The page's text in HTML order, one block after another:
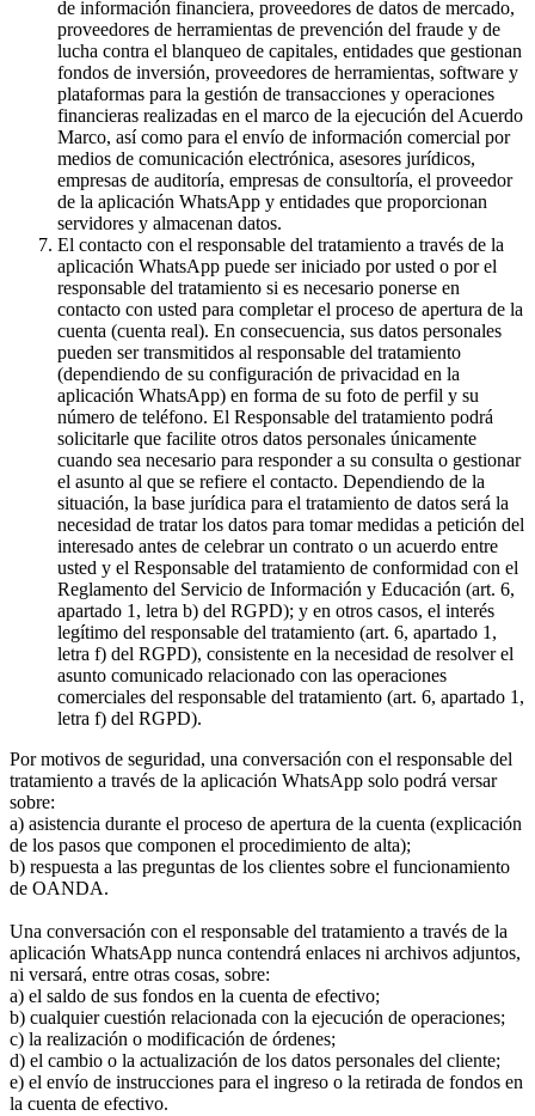
de información financiera, proveedores de datos de mercado,
proveedores de herramientas de prevención del fraude y de
lucha contra el blanqueo de capitales, entidades que gestionan
fondos de inversión, proveedores de herramientas, software y
plataformas para la gestión de transacciones y operaciones
financieras realizadas en el marco de la ejecución del Acuerdo
Marco, así como para el envío de información comercial por
medios de comunicación electrónica, asesores jurídicos,
empresas de auditoría, empresas de consultoría, el proveedor
de la aplicación WhatsApp y entidades que proporcionan
servidores y almacenan datos.
El contacto con el responsable del tratamiento a través de la
aplicación WhatsApp puede ser iniciado por usted o por el
responsable del tratamiento si es necesario ponerse en
contacto con usted para completar el proceso de apertura de la
cuenta (cuenta real). En consecuencia, sus datos personales
pueden ser transmitidos al responsable del tratamiento
(dependiendo de su configuración de privacidad en la
aplicación WhatsApp) en forma de su foto de perfil y su
número de teléfono. El Responsable del tratamiento podrá
solicitarle que facilite otros datos personales únicamente
cuando sea necesario para responder a su consulta o gestionar
el asunto al que se refiere el contacto. Dependiendo de la
situación, la base jurídica para el tratamiento de datos será la
necesidad de tratar los datos para tomar medidas a petición del
interesado antes de celebrar un contrato o un acuerdo entre
usted y el Responsable del tratamiento de conformidad con el
Reglamento del Servicio de Información y Educación (art. 6,
apartado 1, letra b) del RGPD); y en otros casos, el interés
legítimo del responsable del tratamiento (art. 6, apartado 1,
letra f) del RGPD), consistente en la necesidad de resolver el
asunto comunicado relacionado con las operaciones
comerciales del responsable del tratamiento (art. 6, apartado 1,
letra f) del RGPD).
Por motivos de seguridad, una conversación con el responsable del
tratamiento a través de la aplicación WhatsApp solo podrá versar
sobre:
a) asistencia durante el proceso de apertura de la cuenta (explicación
de los pasos que componen el procedimiento de alta);
b) respuesta a las preguntas de los clientes sobre el funcionamiento
de OANDA.
Una conversación con el responsable del tratamiento a través de la
aplicación WhatsApp nunca contendrá enlaces ni archivos adjuntos,
ni versará, entre otras cosas, sobre:
a) el saldo de sus fondos en la cuenta de efectivo;
b) cualquier cuestión relacionada con la ejecución de operaciones;
c) la realización o modificación de órdenes;
d) el cambio o la actualización de los datos personales del cliente;
e) el envío de instrucciones para el ingreso o la retirada de fondos en
la cuenta de efectivo.